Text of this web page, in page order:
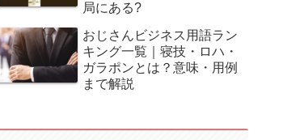
局にある?
おじさんビジネス用語ラン
キング一覧｜寝技・ロハ・
ガラポンとは？意味・用例
まで解説